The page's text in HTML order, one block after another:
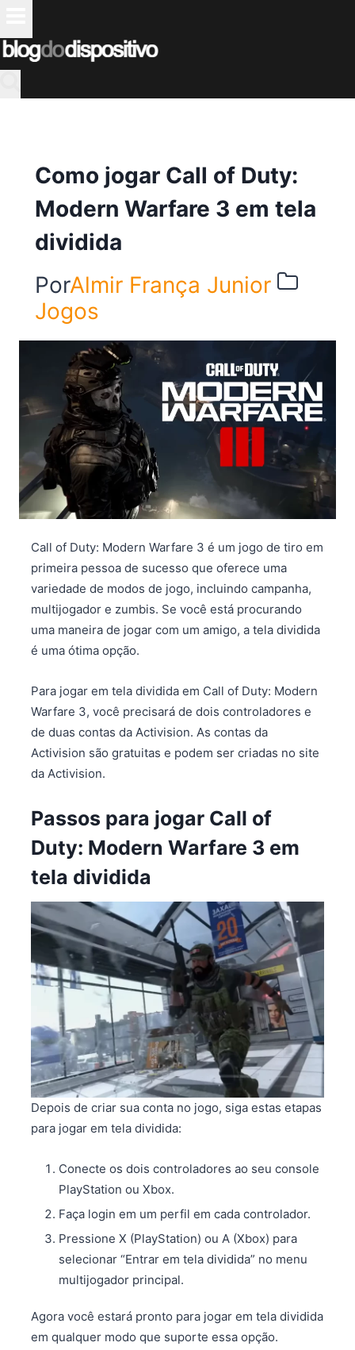
o
Como jogar Call of Duty:
Modern Warfare 3 em tela
dividida
PorAlmir França Junior
Jogos
Call of Duty: Modern Warfare 3 é um jogo de tiro em
primeira pessoa de sucesso que oferece uma
variedade de modos de jogo, incluindo campanha,
multijogador e zumbis. Se você está procurando
uma maneira de jogar com um amigo, a tela dividida
é uma ótima opção.
Para jogar em tela dividida em Call of Duty: Modern
Warfare 3, você precisará de dois controladores e
de duas contas da Activision. As contas da
Activision são gratuitas e podem ser criadas no site
da Activision.
Passos para jogar Call of
Duty: Modern Warfare 3 em
tela dividida
Depois de criar sua conta no jogo, siga estas etapas
para jogar em tela dividida:
Conecte os dois controladores ao seu console
PlayStation ou Xbox.
Faça login em um perfil em cada controlador.
Pressione X (PlayStation) ou A (Xbox) para
selecionar “Entrar em tela dividida” no menu
multijogador principal.
Agora você estará pronto para jogar em tela dividida
em qualquer modo que suporte essa opção.